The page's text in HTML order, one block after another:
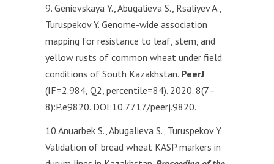
9. Genievskaya Y., Abugalieva S., Rsaliyev A.,
Turuspekov Y. Genome-wide association
mapping for resistance to leaf, stem, and
yellow rusts of common wheat under field
conditions of South Kazakhstan. PeerJ
(IF=2.984, Q2, percentile=84). 2020. 8(7–
8):P.e9820. DOI:10.7717/peerj.9820.
10.Anuarbek S., Abugalieva S., Turuspekov Y.
Validation of bread wheat KASP markers in